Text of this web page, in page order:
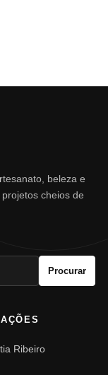
beleza e
cheios de
Procurar
Ribeiro